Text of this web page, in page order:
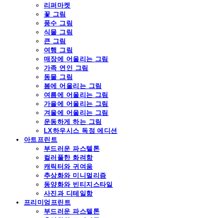
리퍼마켓
꽃 그림
풍수 그림
식물 그림
큰 그림
여행 그림
매장에 어울리는 그림
가족 연인 그림
동물 그림
봄에 어울리는 그림
여름에 어울리는 그림
가을에 어울리는 그림
겨울에 어울리는 그림
운동하게 하는 그림
LX하우시스 독점 에디션
아트프린트
부드러운 파스텔톤
컬러풀한 화려함
캐릭터와 귀여움
추상화와 미니멀리즘
동양화와 빈티지스타일
사진과 디테일함
프리미엄프린트
부드러운 파스텔톤